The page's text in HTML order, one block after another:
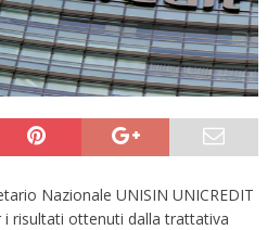
Nazionale UNISIN UNICREDIT
risultati ottenuti dalla trattativa